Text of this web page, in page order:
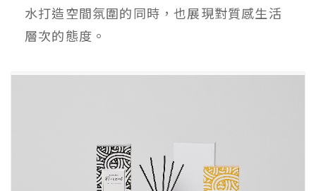
水打造空間氛圍的同時，也展現對質感生活
層次的態度。